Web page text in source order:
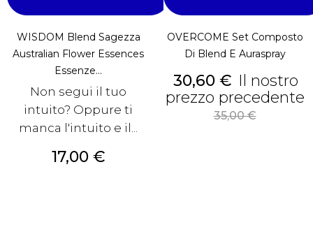
WISDOM Blend Sagezza
Australian Flower Essences
Essenze...
Non segui il tuo
intuito? Oppure ti
manca l'intuito e il...
Prezzo
17,00 €
OVERCOME Set Composto
Di Blend E Auraspray
Prezzo
30,60 € Il nostro
prezzo precedente
Prezzo
35,00 €